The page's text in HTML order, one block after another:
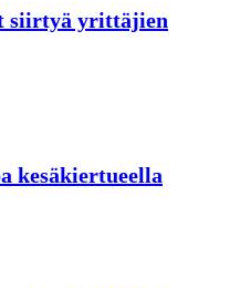
siirtyä yrittäjien
kesäkiertueella